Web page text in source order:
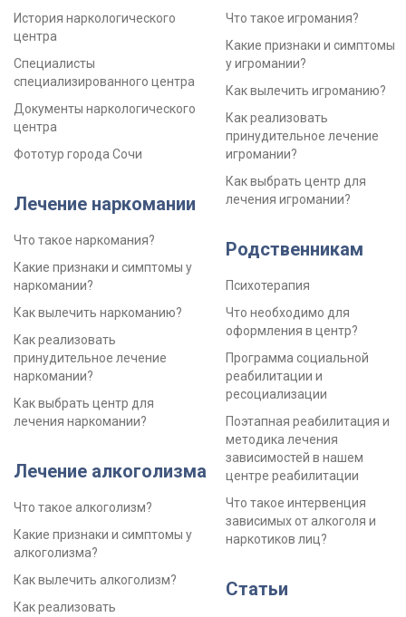
История наркологического
центра
Специалисты
специализированного центра
Документы наркологического
центра
Фототур города Сочи
Лечение наркомании
Что такое наркомания?
Какие признаки и симптомы у
наркомании?
Как вылечить наркоманию?
Как реализовать
принудительное лечение
наркомании?
Как выбрать центр для
лечения наркомании?
Лечение алкоголизма
Что такое алкоголизм?
Какие признаки и симптомы у
алкоголизма?
Как вылечить алкоголизм?
Как реализовать
Что такое игромания?
Какие признаки и симптомы
у игромании?
Как вылечить игроманию?
Как реализовать
принудительное лечение
игромании?
Как выбрать центр для
лечения игромании?
Родственникам
Психотерапия
Что необходимо для
оформления в центр?
Программа социальной
реабилитации и
ресоциализации
Поэтапная реабилитация и
методика лечения
зависимостей в нашем
центре реабилитации
Что такое интервенция
зависимых от алкоголя и
наркотиков лиц?
Статьи